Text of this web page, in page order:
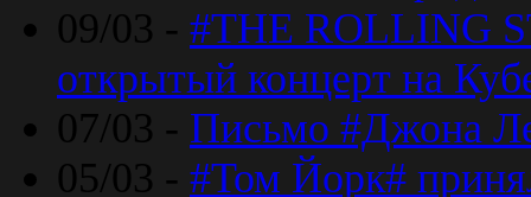
09/03 - #THE ROLLING
открытый концерт на
07/03 - Письмо #Джона
05/03 - #Том Йорк#